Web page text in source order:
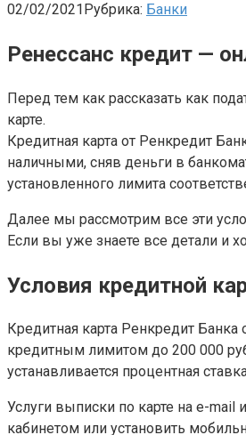
02/02/2021Рубрика: Банки
Ренессанс кредит —
Перед тем как рассказать как
карте.
Кредитная карта от Ренкредит
наличными, сняв деньги в
установленного лимита
Далее мы рассмотрим все эти
Если вы уже знаете все детали и
Условия кредитной
Кредитная карта Ренкредит
кредитным лимитом до 200 000
устанавливается процентная
Услуги выписки по карте на e-
кабинетом или установить